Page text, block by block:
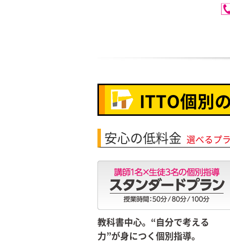
ITTO個別
安心の低料金 選べるプ
教科書中心。“自分で考える
力”が身につく個別指導。